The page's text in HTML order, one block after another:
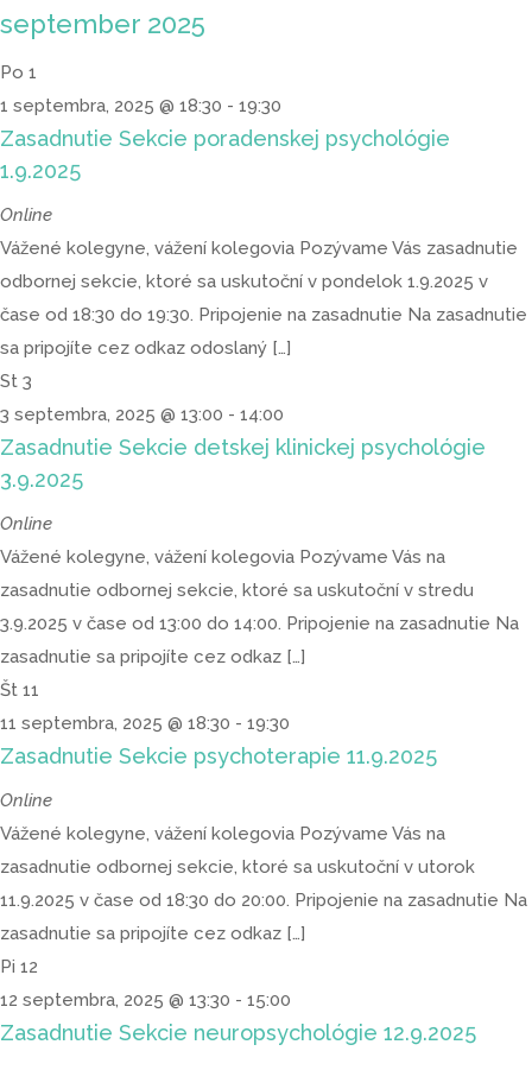
september 2025
Po 1
1 septembra, 2025 @ 18:30 - 19:30
Zasadnutie Sekcie poradenskej psychológie
1.9.2025
Online
Vážené kolegyne, vážení kolegovia Pozývame Vás zasadnutie
odbornej sekcie, ktoré sa uskutoční v pondelok 1.9.2025 v
čase od 18:30 do 19:30. Pripojenie na zasadnutie Na zasadnutie
sa pripojíte cez odkaz odoslaný […]
St 3
3 septembra, 2025 @ 13:00 - 14:00
Zasadnutie Sekcie detskej klinickej psychológie
3.9.2025
Online
Vážené kolegyne, vážení kolegovia Pozývame Vás na
zasadnutie odbornej sekcie, ktoré sa uskutoční v stredu
3.9.2025 v čase od 13:00 do 14:00. Pripojenie na zasadnutie Na
zasadnutie sa pripojíte cez odkaz […]
Št 11
11 septembra, 2025 @ 18:30 - 19:30
Zasadnutie Sekcie psychoterapie 11.9.2025
Online
Vážené kolegyne, vážení kolegovia Pozývame Vás na
zasadnutie odbornej sekcie, ktoré sa uskutoční v utorok
11.9.2025 v čase od 18:30 do 20:00. Pripojenie na zasadnutie Na
zasadnutie sa pripojíte cez odkaz […]
Pi 12
12 septembra, 2025 @ 13:30 - 15:00
Zasadnutie Sekcie neuropsychológie 12.9.2025